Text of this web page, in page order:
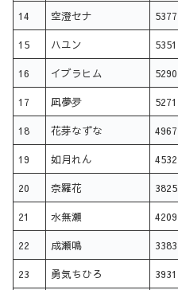
14 空澄セナ 5377
15 ハユン 5351
16 イブラヒム 5290
17 凪夢夛 5271
18 花芽なずな 4967
19 如月れん 4532
20 奈羅花 3825
21 水無瀬 4209
22 成瀬鳴 3383
23 勇気ちひろ 3931